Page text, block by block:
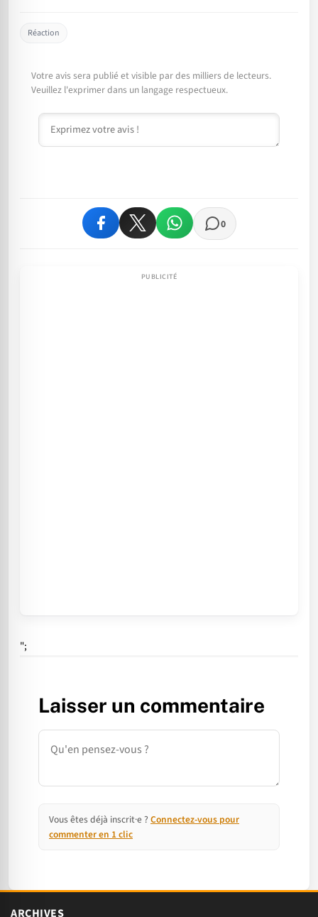
Réaction
Votre avis sera publié et visible par des milliers de lecteurs.
Veuillez l'exprimer dans un langage respectueux.
Commentaire
0
";
Laisser un commentaire
Commentaire
Vous êtes déjà inscrit·e ? Connectez-vous pour
commenter en 1 clic
ARCHIVES